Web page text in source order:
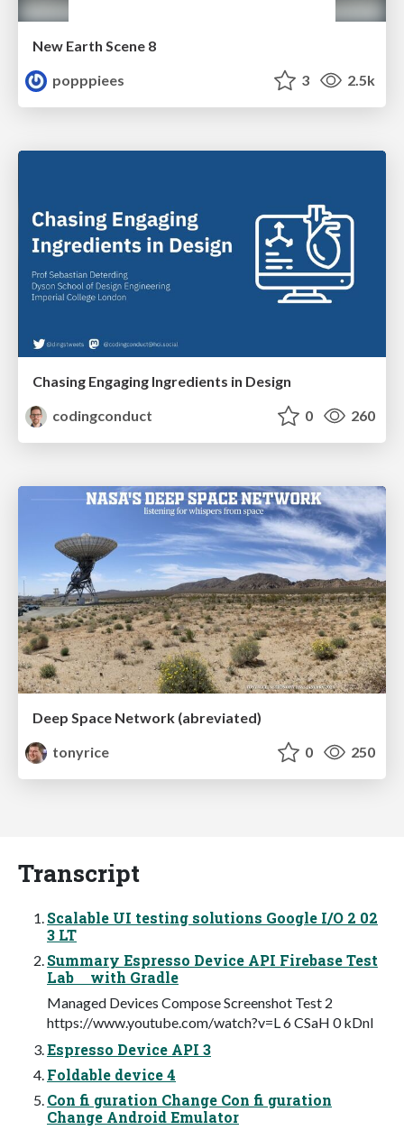
New Earth Scene 8
popppiees
3 2.5k
Chasing Engaging Ingredients in Design
codingconduct
0 260
Deep Space Network (abreviated)
tonyrice
0 250
Transcript
Scalable UI testing solutions Google I/O 2 02
3 LT
Summary Espresso Device API Firebase Test
Lab with Gradle
Managed Devices Compose Screenshot Test 2
https://www.youtube.com/watch?v=L 6 CSaH 0 kDnI
Espresso Device API 3
Foldable device 4
Con fi guration Change Con fi guration
Change Android Emulator